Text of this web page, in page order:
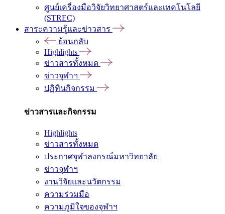
ศูนย์เครื่องมือวิจัยวิทยาศาสตร์และเทคโนโลยี
(STREC)
สาระความรู้และข่าวสาร
ย้อนกลับ
Highlights
ข่าวสารทั้งหมด
ข่าวจุฬาฯ
ปฏิทินกิจกรรม
ข่าวสารและกิจกรรม
Highlights
ข่าวสารทั้งหมด
ประกาศจุฬาลงกรณ์มหาวิทยาลัย
ข่าวจุฬาฯ
งานวิจัยและนวัตกรรม
ความร่วมมือ
ความภูมิใจของจุฬาฯ